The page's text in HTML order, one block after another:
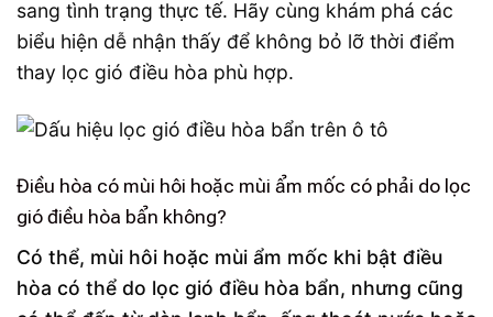
sang tình trạng thực tế. Hãy cùng khám phá các
biểu hiện dễ nhận thấy để không bỏ lỡ thời điểm
thay lọc gió điều hòa phù hợp.
Điều hòa có mùi hôi hoặc mùi ẩm mốc có phải do lọc
gió điều hòa bẩn không?
Có thể, mùi hôi hoặc mùi ẩm mốc khi bật điều
hòa có thể do lọc gió điều hòa bẩn, nhưng cũng